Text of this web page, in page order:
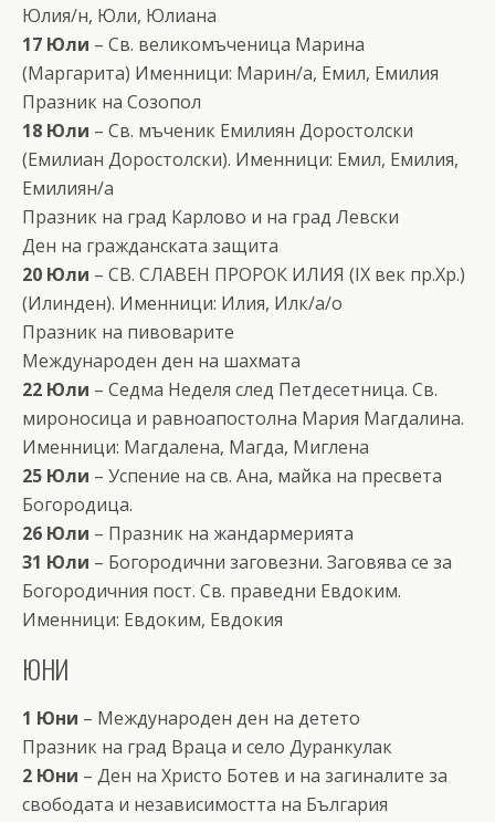
Юлия/н, Юли, Юлиана
17 Юли – Св. великомъченица Марина
(Маргарита) Именници: Марин/а, Емил, Емилия
Празник на Созопол
18 Юли – Св. мъченик Емилиян Доростолски
(Емилиан Доростолски). Именници: Емил, Емилия,
Емилиян/а
Празник на град Карлово и на град Левски
Ден на гражданската защита
20 Юли – СВ. СЛАВЕН ПРОРОК ИЛИЯ (IX век пр.Хр.)
(Илинден). Именници: Илия, Илк/а/о
Празник на пивоварите
Международен ден на шахмата
22 Юли – Седма Неделя след Петдесетница. Св.
мироносица и равноапостолна Мария Магдалина.
Именници: Магдалена, Магда, Миглена
25 Юли – Успение на св. Ана, майка на пресвета
Богородица.
26 Юли – Празник на жандармерията
31 Юли – Богородични заговезни. Заговява се за
Богородичния пост. Св. праведни Евдоким.
Именници: Евдоким, Евдокия
ЮНИ
1 Юни – Международен ден на детето
Празник на град Враца и село Дуранкулак
2 Юни – Ден на Христо Ботев и на загиналите за
свободата и независимостта на България